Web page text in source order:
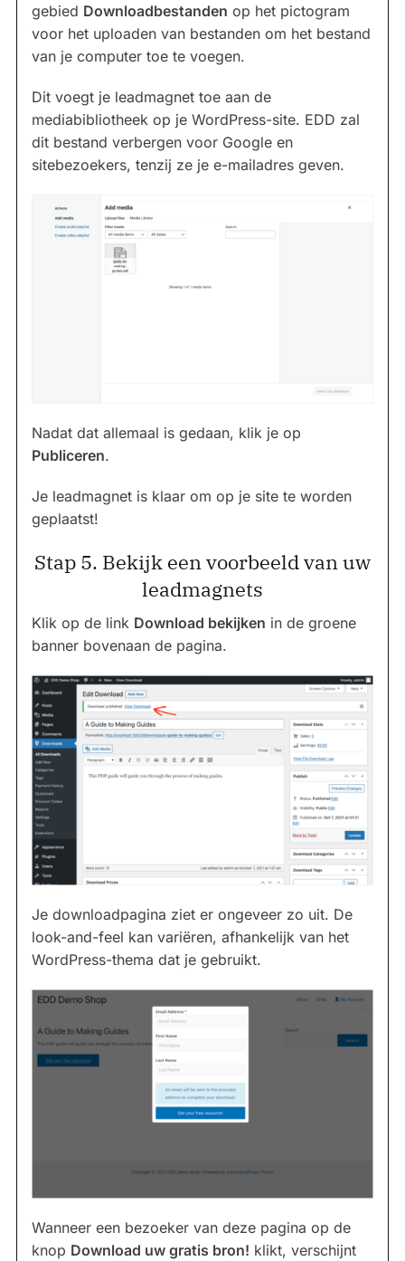
gebied Downloadbestanden op het pictogram
voor het uploaden van bestanden om het bestand
van je computer toe te voegen.
Dit voegt je leadmagnet toe aan de
mediabibliotheek op je WordPress-site. EDD zal
dit bestand verbergen voor Google en
sitebezoekers, tenzij ze je e-mailadres geven.
Nadat dat allemaal is gedaan, klik je op
Publiceren.
Je leadmagnet is klaar om op je site te worden
geplaatst!
Stap 5. Bekijk een voorbeeld van uw
leadmagnets
Klik op de link Download bekijken in de groene
banner bovenaan de pagina.
Je downloadpagina ziet er ongeveer zo uit. De
look-and-feel kan variëren, afhankelijk van het
WordPress-thema dat je gebruikt.
Wanneer een bezoeker van deze pagina op de
knop Download uw gratis bron! klikt, verschijnt